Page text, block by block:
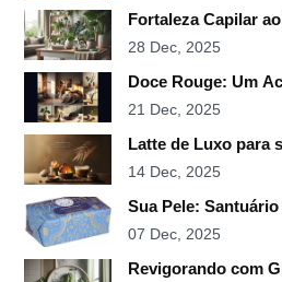
Fortaleza Capilar
28 Dec, 2025
Doce Rouge: Um
21 Dec, 2025
Latte de Luxo para
14 Dec, 2025
Sua Pele:
07 Dec, 2025
Revigorando com